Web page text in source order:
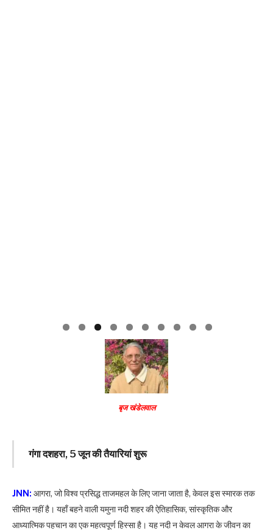
बृज खंडेलवाल
गंगा दशहरा, 5 जून की तैयारियां शुरू
JNN: आगरा, जो विश्व प्रसिद्ध ताजमहल के लिए जाना जाता है, केवल इस स्मारक तक
सीमित नहीं है। यहाँ बहने वाली यमुना नदी शहर की ऐतिहासिक, सांस्कृतिक और
आध्यात्मिक पहचान का एक महत्वपूर्ण हिस्सा है। यह नदी न केवल आगरा के जीवन का